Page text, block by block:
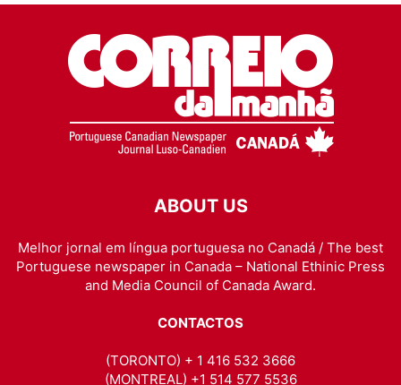
ABOUT US
Melhor jornal em língua portuguesa no Canadá / The best
Portuguese newspaper in Canada – National Ethinic Press
and Media Council of Canada Award.
CONTACTOS
(TORONTO) + 1 416 532 3666
(MONTREAL) +1 514 577 5536